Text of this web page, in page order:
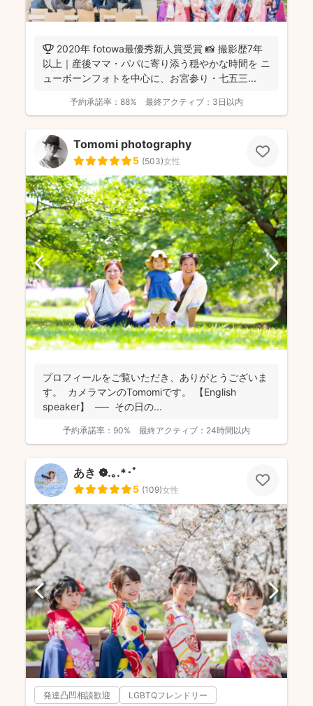
🏆 2020年 fotowa最優秀新人賞受賞 📸 撮影歴7年
以上｜産後ママ・パパに寄り添う穏やかな時間を ニ
ューボーンフォトを中心に、お宮参り・七五三...
予約承諾率： 88% 最終アクティブ： 3日以内
Tomomi photography
5 (503)女性
プロフィールをご覧いただき、ありがとうございま
す。 カメラマンのTomomiです。 【English
speaker】 ── その日の...
予約承諾率： 90% 最終アクティブ： 24時間以内
あき ❁.｡.*･ﾟ
5 (109)女性
発達凸凹相談歓迎 LGBTQフレンドリー